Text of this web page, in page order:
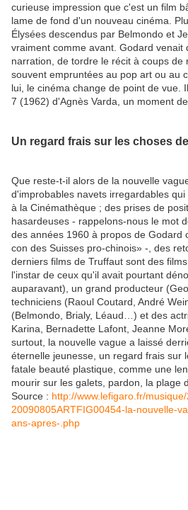
curieuse impression que c'est un film
lame de fond d'un nouveau cinéma.
Élysées descendus par Belmondo et
vraiment comme avant. Godard venait
narration, de tordre le récit à coups de
souvent empruntées au pop art ou au
lui, le cinéma change de point de vue.
7 (1962) d'Agnès Varda, un moment
Un regard frais sur les choses
Que reste-t-il alors de la nouvelle
d'improbables navets irregardables
à la Cinémathèque ; des prises de
hasardeuses - rappelons-nous le mot
des années 1960 à propos de Godard
con des Suisses pro-chinois» -, des
derniers films de Truffaut sont des
l'instar de ceux qu'il avait pourtant
auparavant), un grand producteur
techniciens (Raoul Coutard, André
(Belmondo, Brialy, Léaud…) et des
Karina, Bernadette Lafont, Jeanne
surtout, la nouvelle vague a laissé
éternelle jeunesse, un regard frais sur
fatale beauté plastique, comme une
mourir sur les galets, pardon, la plage
Source : http://www.lefigaro.fr/
20090805ARTFIG00454-la-nouvelle-
ans-apres-.php